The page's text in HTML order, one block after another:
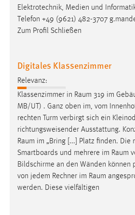
Elektrotechnik, Medien und
Telefon +49 (9621) 482-3707
Zum Profil Schließen
Digitales Klassenzimmer
Relevanz:
Klassenzimmer in Raum 319 im
MB/UT) . Ganz oben im, vom
rechten Turm verbirgt sich ein
richtungsweisender Ausstattung.
Raum im „Bring [...] Platz finden. Die
Smartboards und mehrere im Raum
Bildschirme an den Wänden können
von jedem Rechner im Raum
werden. Diese vielfältigen